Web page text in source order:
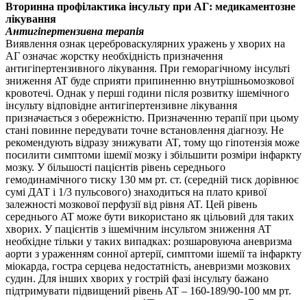
Вторинна профілактика інсульту при АГ: медикаментозне
лікування
Антигіпертензивна терапія
Виявлення ознак цереброваскулярних уражень у хворих на
АГ означає жорстку необхідність призначення
антигіпертензивного лікування. При геморагічному інсульті
зниження AT буде сприяти припиненню внутрішньомозкової
кровотечі. Однак у перші години після розвитку ішемічного
інсульту відповідне антигіпертензивне лікування
призначається з обережністю. Призначенню терапії при цьому
стані повинне передувати точне встановлення діагнозу. Не
рекомендують відразу знижувати AT, тому що гіпотензія може
посилити симптоми ішемії мозку і збільшити розміри інфаркту
мозку. У більшості пацієнтів рівень середнього
гемодинамічного тиску 130 мм рт. ст. (середній тиск дорівнює
сумі ДАТ і 1/3 пульсового) знаходиться на плато кривої
залежності мозкової перфузії від рівня AT. Цей рівень
середнього AT може бути використано як цільовий для таких
хворих. У пацієнтів з ішемічним інсультом зниження AT
необхідне тільки у таких випадках: розшаровуюча аневризма
аорти з ураженням сонної артерії, симптоми ішемії та інфаркту
міокарда, гостра серцева недостатність, аневризми мозкових
судин. Для інших хворих у гострій фазі інсульту бажано
підтримувати підвищений рівень AT – 160-189/90-100 мм рт.